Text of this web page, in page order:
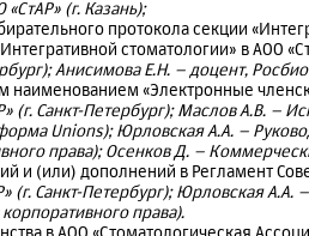
(г. Казань);
протокола секции
стоматологии» в АОО
Анисимова Е.Н. – доцент,
наименованием «Электронные
(г. Санкт-Петербург); Маслов А.В. –
Unions); Юрловская А.А. –
права); Осенков Д. –
и (или) дополнений в Регламент
(г. Санкт-Петербург); Юрловская
права).
в АОО «Стоматологическая